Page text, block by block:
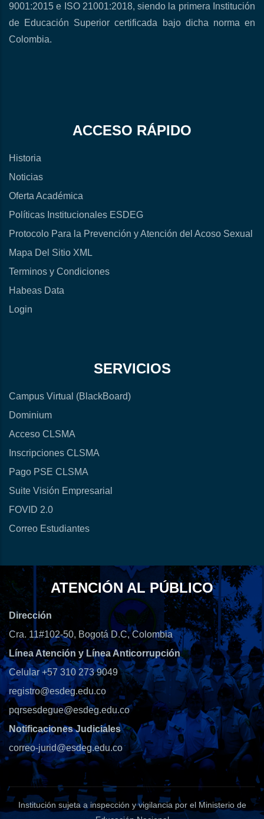
9001:2015 e ISO 21001:2018, siendo la primera Institución
de Educación Superior certificada bajo dicha norma en
Colombia.
ACCESO RÁPIDO
Historia
Noticias
Oferta Académica
Políticas Institucionales ESDEG
Protocolo Para la Prevención y Atención del Acoso Sexual
Mapa Del Sitio XML
Terminos y Condiciones
Habeas Data
Login
SERVICIOS
Campus Virtual (BlackBoard)
Dominium
Acceso CLSMA
Inscripciones CLSMA
Pago PSE CLSMA
Suite Visión Empresarial
FOVID 2.0
Correo Estudiantes
ATENCIÓN AL PÚBLICO
Dirección
Cra. 11#102-50, Bogotá D.C, Colombia
Línea Atención y Línea Anticorrupción
Celular +57 310 273 9049
registro@esdeg.edu.co
pqrsesdegue@esdeg.edu.co
Notificaciones Judiciales
correo-jurid@esdeg.edu.co
Institución sujeta a inspección y vigilancia por el Ministerio de